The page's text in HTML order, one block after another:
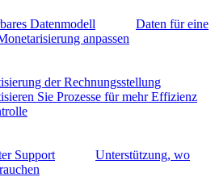
Datenmodell
Daten für eine
anpassen
der Rechnungsstellung
Sie Prozesse für mehr Effizienz
Support
Unterstützung, wo